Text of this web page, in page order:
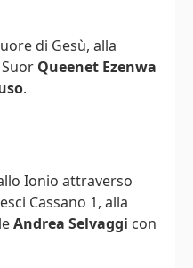
di Gesù, alla
Queenet Ezenwa
.
Ionio attraverso
Cassano 1, alla
Andrea Selvaggi con